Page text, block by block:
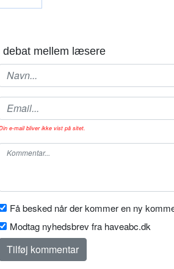
debat mellem læsere
e-mail bliver ikke vist på sitet.
Få besked når der kommer en ny
Modtag nyhedsbrev fra haveabc.dk